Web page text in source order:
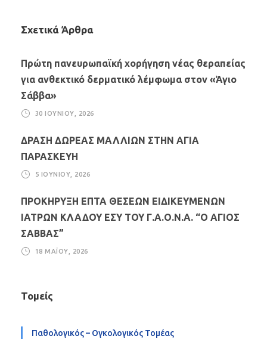
Σχετικά Άρθρα
Πρώτη πανευρωπαϊκή χορήγηση νέας θεραπείας
για ανθεκτικό δερματικό λέμφωμα στον «Άγιο
Σάββα»
30 ΙΟΥΝΊΟΥ, 2026
ΔΡΑΣΗ ΔΩΡΕΑΣ ΜΑΛΛΙΩΝ ΣΤΗΝ ΑΓΙΑ
ΠΑΡΑΣΚΕΥΗ
5 ΙΟΥΝΊΟΥ, 2026
ΠΡΟΚΗΡΥΞΗ ΕΠΤΑ ΘΕΣΕΩΝ ΕΙΔΙΚΕΥΜΕΝΩΝ
ΙΑΤΡΩΝ ΚΛΑΔΟΥ ΕΣΥ ΤΟΥ Γ.Α.Ο.Ν.Α. “Ο ΑΓΙΟΣ
ΣΑΒΒΑΣ”
18 ΜΑΪ́ΟΥ, 2026
Τομείς
Παθολογικός – Ογκολογικός Τομέας